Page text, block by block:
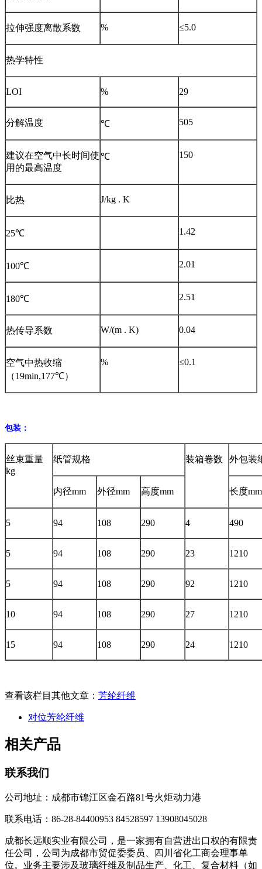
拉伸强度离散系数 % ≤5.0
热学特性
LOI % 29
分解温度 ℃ 505
建议在空气中长时间使
用的最高温度
℃ 150
比热 J/kg . K
25℃ 1.42
100℃ 2.01
180℃ 2.51
热传导系数 W/(m . K) 0.04
空气中热收缩
（19min,177℃）
% ≤0.1
包装：
丝束重量
kg
纸管规格 装箱卷数 外包装
内径mm 外径mm 高度mm 长度mm
5 94 108 290 4 490
5 94 108 290 23 1210
5 94 108 290 92 1210
10 94 108 290 27 1210
15 94 108 290 24 1210
查看该栏目其他文章： 芳纶纤维
对位芳纶纤维
相关产品
联系我们
公司地址：成都市锦江区金石路81号火炬动力港
联系电话：86-28-84400953 84528597 13908045028
成都长远顺实业有限公司，是一家拥有自营进出口权的有限责
任公司，公司为成都市贸促委委员、四川省化工商会理事单
位。业务主要涉及玻璃纤维及制品生产、化工、复合材料（如